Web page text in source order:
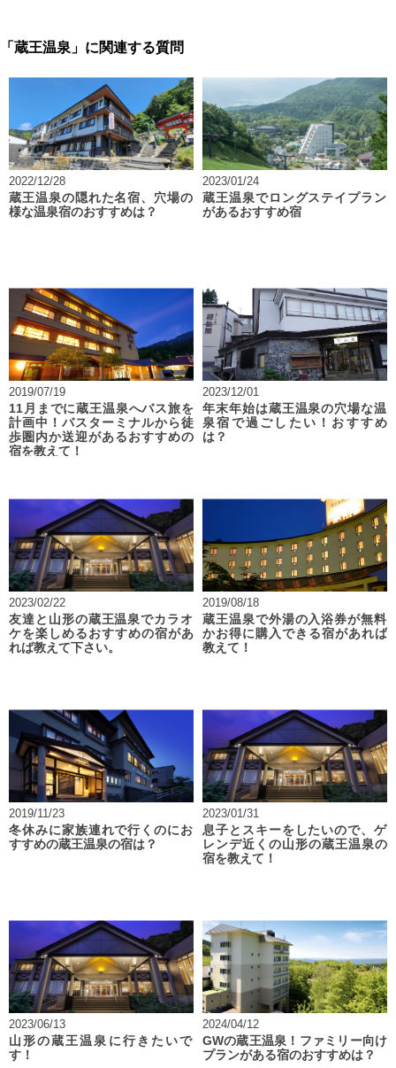
「蔵王温泉」に関連する質問
2022/12/28
蔵王温泉の隠れた名宿、穴場の
様な温泉宿のおすすめは？
2023/01/24
蔵王温泉でロングステイプラン
があるおすすめ宿
2019/07/19
11月までに蔵王温泉へバス旅を
計画中！バスターミナルから徒
歩圏内か送迎があるおすすめの
宿を教えて！
2023/12/01
年末年始は蔵王温泉の穴場な温
泉宿で過ごしたい！おすすめ
は？
2023/02/22
友達と山形の蔵王温泉でカラオ
ケを楽しめるおすすめの宿があ
れば教えて下さい。
2019/08/18
蔵王温泉で外湯の入浴券が無料
かお得に購入できる宿があれば
教えて！
2019/11/23
冬休みに家族連れで行くのにお
すすめの蔵王温泉の宿は？
2023/01/31
息子とスキーをしたいので、ゲ
レンデ近くの山形の蔵王温泉の
宿を教えて！
2023/06/13
山形の蔵王温泉に行きたいで
す！
2024/04/12
GWの蔵王温泉！ファミリー向け
プランがある宿のおすすめは？